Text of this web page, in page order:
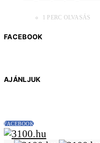
1 PERC OLVASÁS
FACEBOOK
AJÁNLJUK
FACEBOOK